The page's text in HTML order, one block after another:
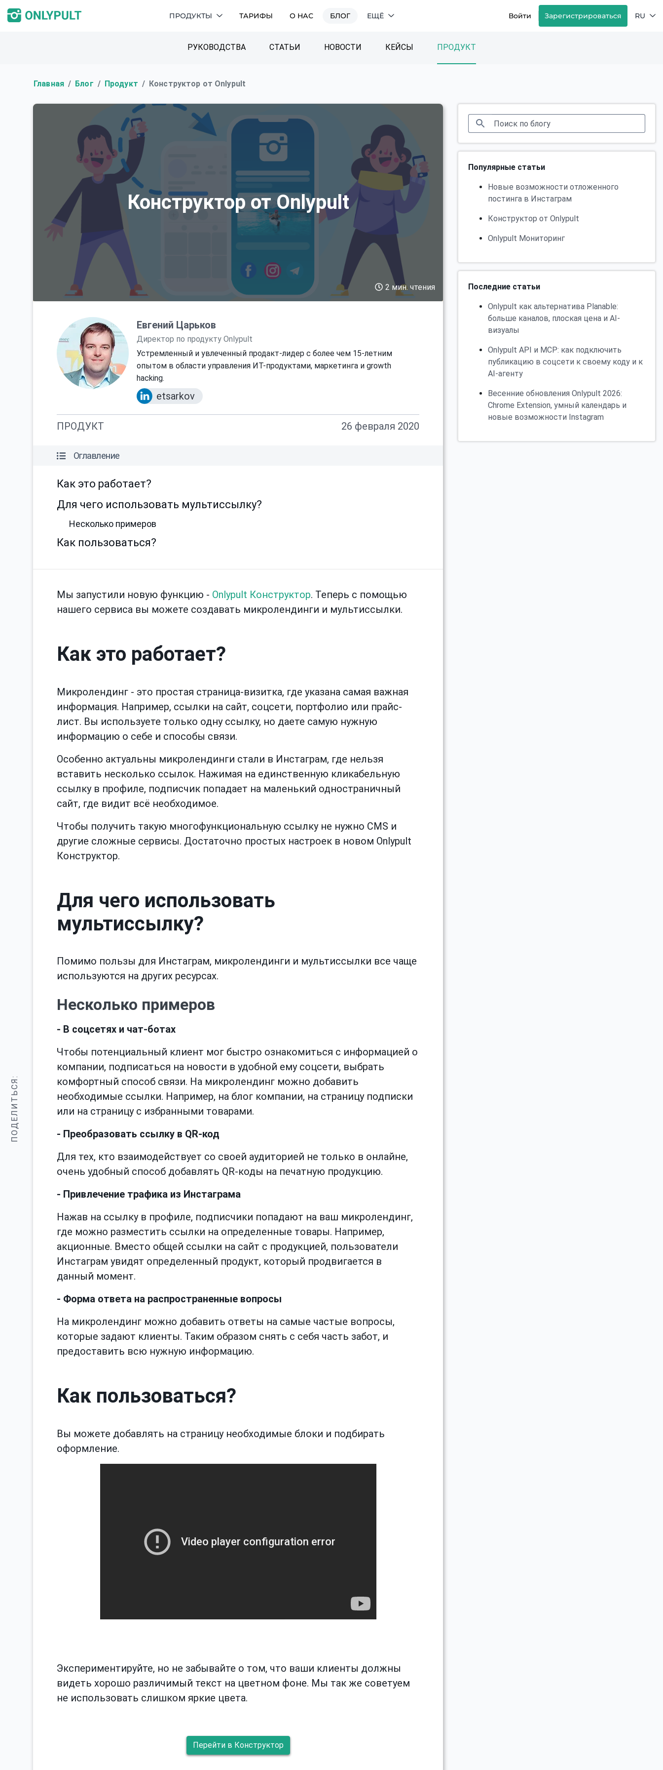
ПРОДУКТЫ ТАРИФЫ О НАС БЛОГ ЕЩЁ Войти Зарегистрироваться RU
РУКОВОДСТВА СТАТЬИ НОВОСТИ КЕЙСЫ ПРОДУКТ
Главная Блог Продукт Конструктор от Onlypult
ПОДЕЛИТЬСЯ:
Конструктор от Onlypult
2 мин. чтения
Евгений Царьков
Директор по продукту Onlypult
Устремленный и увлеченный продакт-лидер с более чем 15-летним
опытом в области управления ИТ-продуктами, маркетинга и growth
hacking.
etsarkov
ПРОДУКТ 26 февраля 2020
Оглавление
Как это работает?
Для чего использовать мультиссылку?
Несколько примеров
Как пользоваться?
Мы запустили новую функцию - Onlypult Конструктор. Теперь с помощью
нашего сервиса вы можете создавать микролендинги и мультиссылки.
Как это работает?
Микролендинг - это простая страница-визитка, где указана самая важная
информация. Например, ссылки на сайт, соцсети, портфолио или прайс-
лист. Вы используете только одну ссылку, но даете самую нужную
информацию о себе и способы связи.
Особенно актуальны микролендинги стали в Инстаграм, где нельзя
вставить несколько ссылок. Нажимая на единственную кликабельную
ссылку в профиле, подписчик попадает на маленький одностраничный
сайт, где видит всё необходимое.
Чтобы получить такую многофункциональную ссылку не нужно CMS и
другие сложные сервисы. Достаточно простых настроек в новом Onlypult
Конструктор.
Для чего использовать
мультиссылку?
Помимо пользы для Инстаграм, микролендинги и мультиссылки все чаще
используются на других ресурсах.
Несколько примеров
- В соцсетях и чат-ботах
Чтобы потенциальный клиент мог быстро ознакомиться с информацией о
компании, подписаться на новости в удобной ему соцсети, выбрать
комфортный способ связи. На микролендинг можно добавить
необходимые ссылки. Например, на блог компании, на страницу подписки
или на страницу с избранными товарами.
- Преобразовать ссылку в QR-код
Для тех, кто взаимодействует со своей аудиторией не только в онлайне,
очень удобный способ добавлять QR-коды на печатную продукцию.
- Привлечение трафика из Инстаграма
Нажав на ссылку в профиле, подписчики попадают на ваш микролендинг,
где можно разместить ссылки на определенные товары. Например,
акционные. Вместо общей ссылки на сайт с продукцией, пользователи
Инстаграм увидят определенный продукт, который продвигается в
данный момент.
- Форма ответа на распространенные вопросы
На микролендинг можно добавить ответы на самые частые вопросы,
которые задают клиенты. Таким образом снять с себя часть забот, и
предоставить всю нужную информацию.
Как пользоваться?
Вы можете добавлять на страницу необходимые блоки и подбирать
оформление.
Экспериментируйте, но не забывайте о том, что ваши клиенты должны
видеть хорошо различимый текст на цветном фоне. Мы так же советуем
не использовать слишком яркие цвета.
Перейти в Конструктор
Популярные статьи
Новые возможности отложенного
постинга в Инстаграм
Конструктор от Onlypult
Onlypult Мониторинг
Последние статьи
Onlypult как альтернатива Planable:
больше каналов, плоская цена и AI-
визуалы
Onlypult API и MCP: как подключить
публикацию в соцсети к своему коду и к
AI-агенту
Весенние обновления Onlypult 2026:
Chrome Extension, умный календарь и
новые возможности Instagram